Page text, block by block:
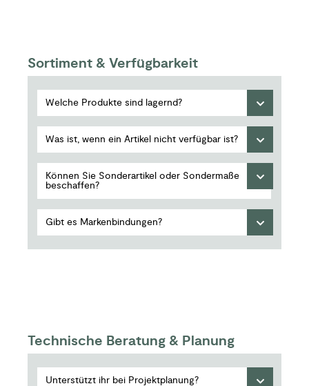
Sortiment & Verfügbarkeit
Welche Produkte sind lagernd?
Was ist, wenn ein Artikel nicht verfügbar ist?
Können Sie Sonderartikel oder Sondermaße
beschaffen?
Gibt es Markenbindungen?
Technische Beratung & Planung
Unterstützt ihr bei Projektplanung?